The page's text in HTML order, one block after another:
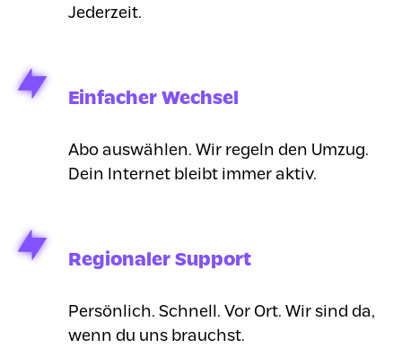
Jederzeit.
Einfacher Wechsel
Abo auswählen. Wir regeln den Umzug.
Dein Internet bleibt immer aktiv.
Regionaler Support
Persönlich. Schnell. Vor Ort. Wir sind da,
wenn du uns brauchst.